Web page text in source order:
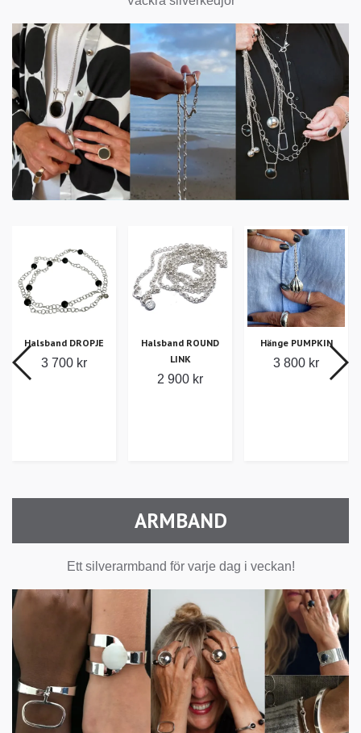
DROPJE
3 700 kr
Halsband ROUND
2 900 kr
Hänge PUMPKIN
3 800 kr
ARMBAND
Ett silverarmband för varje dag i veckan!